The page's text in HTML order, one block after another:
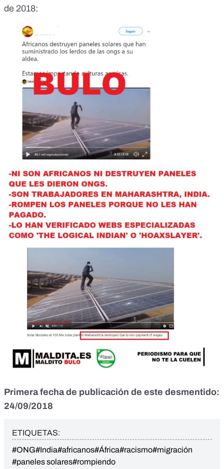
de 2018:
Primera fecha de publicación de este desmentido:
24/09/2018
ETIQUETAS:
#ONG#India#africanos#África#racismo#migración
#paneles solares#rompiendo